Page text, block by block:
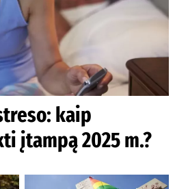
kaip
įtampą 2025 m.?